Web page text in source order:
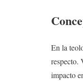
En la
respecto.
impacto